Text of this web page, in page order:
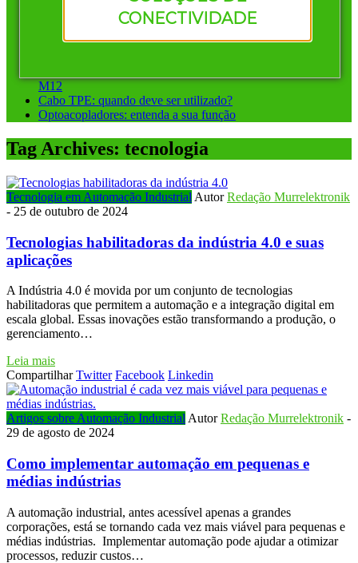
CONECTIVIDADE
Vantagens de investir em conectores pré-montados da
Instalação ponto a ponto ou sistemas de barramento: qual
M12
Cabo TPE: quando deve ser utilizado?
Optoacopladores: entenda a sua função
Tag Archives: tecnologia
Tecnologia em Automação Industrial AutorRedação Murrelektronik
- 25 de outubro de 2024
Tecnologias habilitadoras da indústria 4.0 e suas
aplicações
A Indústria 4.0 é movida por um conjunto de tecnologias
habilitadoras que permitem a automação e a integração digital em
escala global. Essas inovações estão transformando a produção, o
gerenciamento…
Leia mais
Compartilhar Twitter Facebook Linkedin
Artigos sobre Automação Industrial AutorRedação Murrelektronik -
29 de agosto de 2024
Como implementar automação em pequenas e
médias indústrias
A automação industrial, antes acessível apenas a grandes
corporações, está se tornando cada vez mais viável para pequenas e
médias indústrias. Implementar automação pode ajudar a otimizar
processos, reduzir custos…